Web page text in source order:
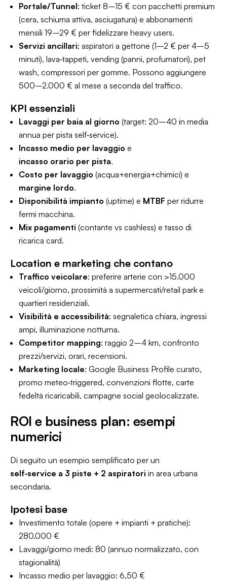
Portale/Tunnel: ticket 8–15 € con pacchetti premium
(cera, schiuma attiva, asciugatura) e abbonamenti
mensili 19–29 € per fidelizzare heavy users.
Servizi ancillari: aspiratori a gettone (1–2 € per 4–5
minuti), lava‑tappeti, vending (panni, profumatori), pet
wash, compressori per gomme. Possono aggiungere
500–2.000 € al mese a seconda del traffico.
KPI essenziali
Lavaggi per baia al giorno (target: 20–40 in media
annua per pista self‑service).
Incasso medio per lavaggio e
incasso orario per pista.
Costo per lavaggio (acqua+energia+chimici) e
margine lordo.
Disponibilità impianto (uptime) e MTBF per ridurre
fermi macchina.
Mix pagamenti (contante vs cashless) e tasso di
ricarica card.
Location e marketing che contano
Traffico veicolare: preferire arterie con >15.000
veicoli/giorno, prossimità a supermercati/retail park e
quartieri residenziali.
Visibilità e accessibilità: segnaletica chiara, ingressi
ampi, illuminazione notturna.
Competitor mapping: raggio 2–4 km, confronto
prezzi/servizi, orari, recensioni.
Marketing locale: Google Business Profile curato,
promo meteo‑triggered, convenzioni flotte, carte
fedeltà ricaricabili, campagne social geolocalizzate.
ROI e business plan: esempi
numerici
Di seguito un esempio semplificato per un
self‑service a 3 piste + 2 aspiratori in area urbana
secondaria.
Ipotesi base
Investimento totale (opere + impianti + pratiche):
280.000 €
Lavaggi/giorno medi: 80 (annuo normalizzato, con
stagionalità)
Incasso medio per lavaggio: 6,50 €